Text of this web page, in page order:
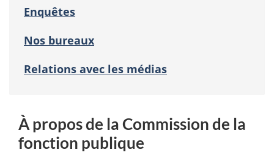
Enquêtes
Nos bureaux
Relations avec les médias
À propos de la Commission de la
fonction publique